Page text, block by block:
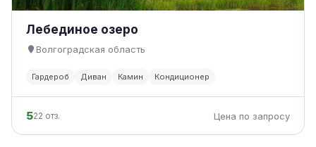
Лебединое озеро
Волгоградская область
Гардероб Диван Камин Кондиционер
522 отз. Цена по запросу